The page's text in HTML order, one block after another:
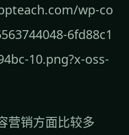
wp-co
6fd88c1
10.png?x-oss-
营销方面比较多